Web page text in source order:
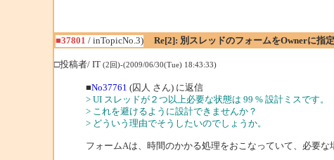
■37801 / inTopicNo.3)
Re[2]: 別スレッドのフォームをOwnerに指
□投稿者/ IT (2回)-(2009/06/30(Tue) 18:43:33)
■No37761 (囚人 さん) に返信
> UI スレッドが２つ以上必要な状態は 99 % 設計ミスです。
> これを避けるように設計できませんか？
> どういう理由でそうしたいのでしょうか。
フォームAは、時間のかかる処理をおこなっていて、必要